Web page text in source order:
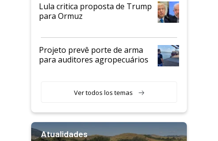
Lula critica proposta de Trump
para Ormuz
Projeto prevê porte de arma
para auditores agropecuários
Ver todos los temas
Atualidades